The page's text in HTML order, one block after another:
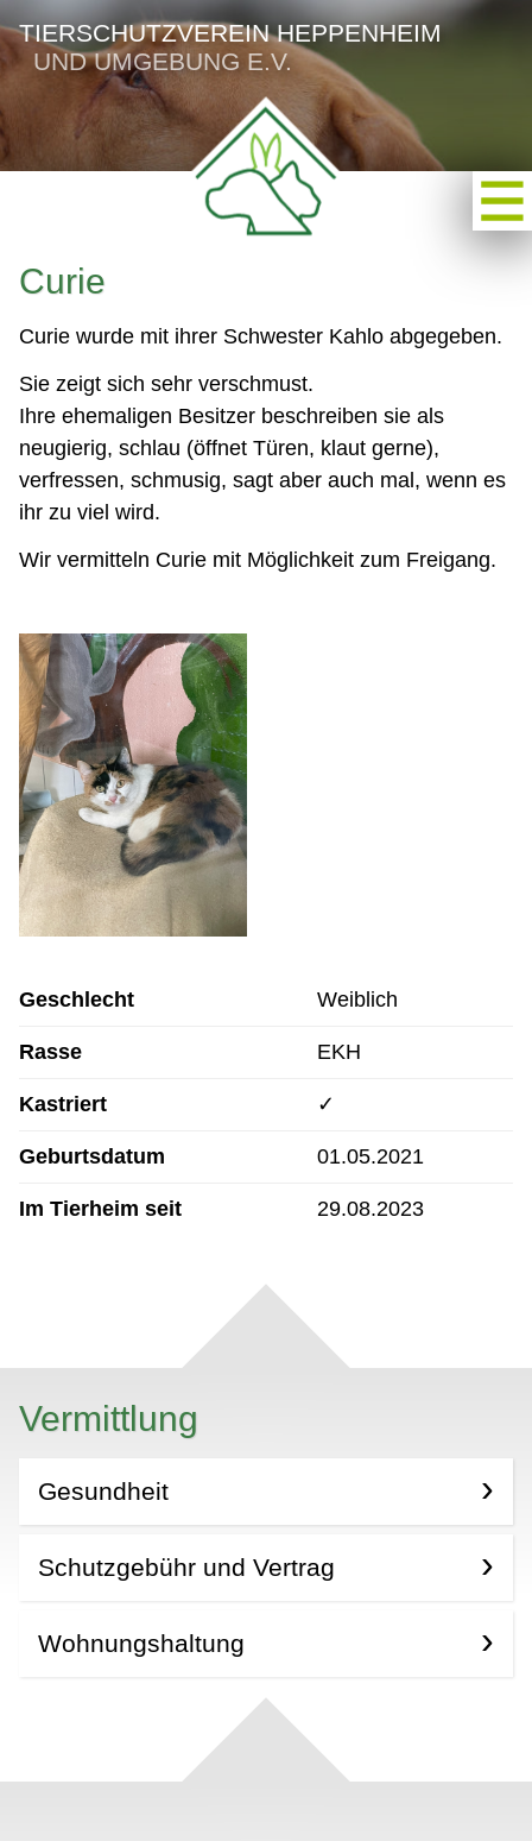
TIERSCHUTZVEREIN HEPPENHEIM
UND UMGEBUNG E.V.
Curie
Curie wurde mit ihrer Schwester Kahlo abgegeben.
Sie zeigt sich sehr verschmust.
Ihre ehemaligen Besitzer beschreiben sie als
neugierig, schlau (öffnet Türen, klaut gerne),
verfressen, schmusig, sagt aber auch mal, wenn es
ihr zu viel wird.
Wir vermitteln Curie mit Möglichkeit zum Freigang.
Geschlecht Weiblich
Rasse EKH
Kastriert ✓
Geburtsdatum 01.05.2021
Im Tierheim seit 29.08.2023
Vermittlung
Gesundheit
Schutzgebühr und Vertrag
Wohnungshaltung